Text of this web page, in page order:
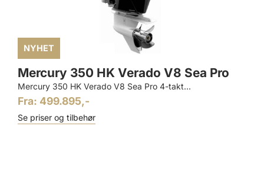
NYHET
Mercury 350 HK Verado V8 Sea Pro
Mercury 350 HK Verado V8 Sea Pro 4-takt...
Fra: 499.895,-
Se priser og tilbehør